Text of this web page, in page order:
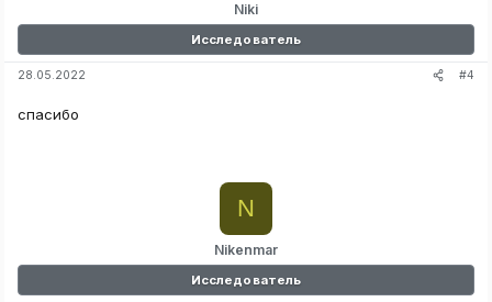
Niki
Исследователь
28.05.2022 #4
спасибо
Nikenmar
N
Исследователь